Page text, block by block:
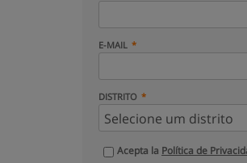
E-MAIL
DISTRITO
Acepta la Política de